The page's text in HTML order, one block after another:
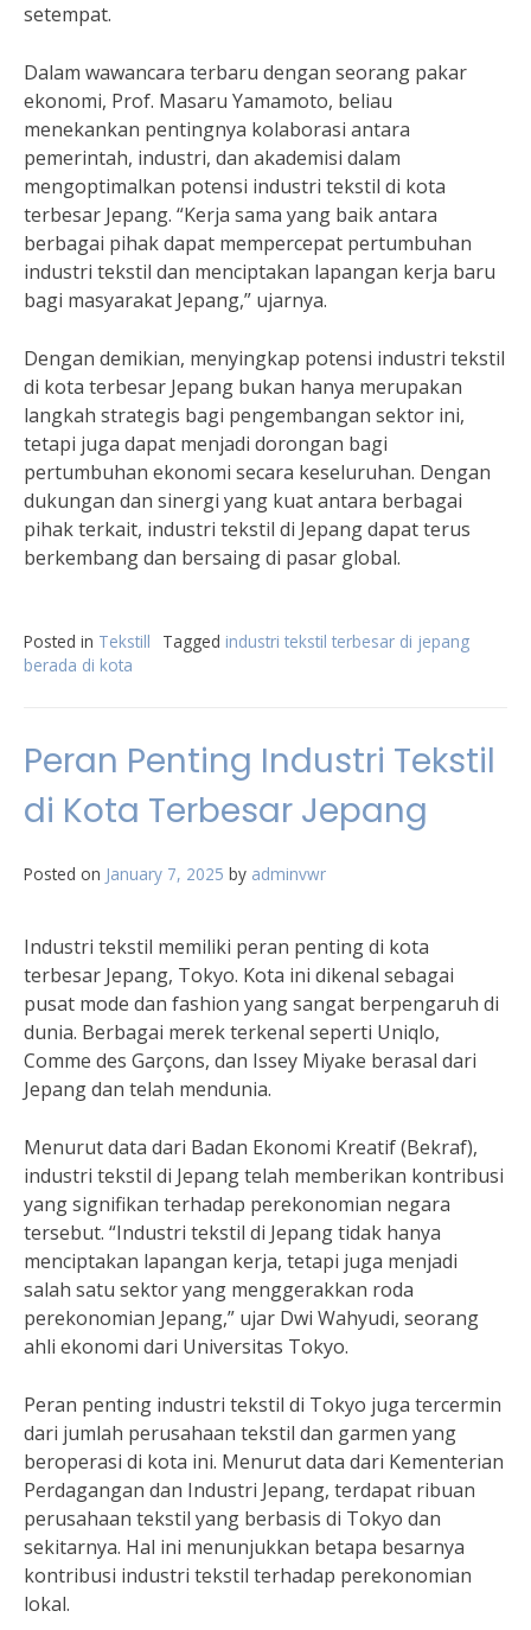
setempat.
Dalam wawancara terbaru dengan seorang pakar
ekonomi, Prof. Masaru Yamamoto, beliau
menekankan pentingnya kolaborasi antara
pemerintah, industri, dan akademisi dalam
mengoptimalkan potensi industri tekstil di kota
terbesar Jepang. “Kerja sama yang baik antara
berbagai pihak dapat mempercepat pertumbuhan
industri tekstil dan menciptakan lapangan kerja baru
bagi masyarakat Jepang,” ujarnya.
Dengan demikian, menyingkap potensi industri tekstil
di kota terbesar Jepang bukan hanya merupakan
langkah strategis bagi pengembangan sektor ini,
tetapi juga dapat menjadi dorongan bagi
pertumbuhan ekonomi secara keseluruhan. Dengan
dukungan dan sinergi yang kuat antara berbagai
pihak terkait, industri tekstil di Jepang dapat terus
berkembang dan bersaing di pasar global.
Posted in Tekstill Tagged industri tekstil terbesar di jepang
berada di kota
Peran Penting Industri Tekstil
di Kota Terbesar Jepang
Posted on January 7, 2025 by adminvwr
Industri tekstil memiliki peran penting di kota
terbesar Jepang, Tokyo. Kota ini dikenal sebagai
pusat mode dan fashion yang sangat berpengaruh di
dunia. Berbagai merek terkenal seperti Uniqlo,
Comme des Garçons, dan Issey Miyake berasal dari
Jepang dan telah mendunia.
Menurut data dari Badan Ekonomi Kreatif (Bekraf),
industri tekstil di Jepang telah memberikan kontribusi
yang signifikan terhadap perekonomian negara
tersebut. “Industri tekstil di Jepang tidak hanya
menciptakan lapangan kerja, tetapi juga menjadi
salah satu sektor yang menggerakkan roda
perekonomian Jepang,” ujar Dwi Wahyudi, seorang
ahli ekonomi dari Universitas Tokyo.
Peran penting industri tekstil di Tokyo juga tercermin
dari jumlah perusahaan tekstil dan garmen yang
beroperasi di kota ini. Menurut data dari Kementerian
Perdagangan dan Industri Jepang, terdapat ribuan
perusahaan tekstil yang berbasis di Tokyo dan
sekitarnya. Hal ini menunjukkan betapa besarnya
kontribusi industri tekstil terhadap perekonomian
lokal.